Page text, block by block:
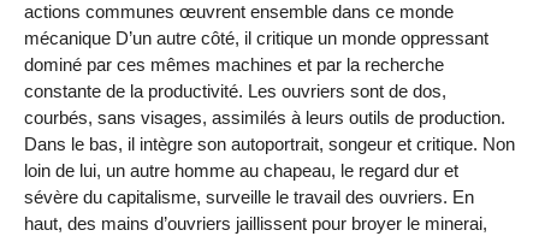
actions communes œuvrent ensemble dans ce monde
mécanique D’un autre côté, il critique un monde oppressant
dominé par ces mêmes machines et par la recherche
constante de la productivité. Les ouvriers sont de dos,
courbés, sans visages, assimilés à leurs outils de production.
Dans le bas, il intègre son autoportrait, songeur et critique. Non
loin de lui, un autre homme au chapeau, le regard dur et
sévère du capitalisme, surveille le travail des ouvriers. En
haut, des mains d’ouvriers jaillissent pour broyer le minerai,